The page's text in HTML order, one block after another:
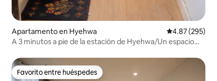
Apartamento en Hyehwa Calificación
4.87 (295)
A 3 minutos a pie de la estación de Hyehwa/Un espacio
House”
Favorito entre huéspedes
Favorito entre huéspedes